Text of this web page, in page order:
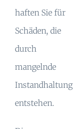
haften Sie für
Schäden, die
durch
mangelnde
Instandhaltung
entstehen.